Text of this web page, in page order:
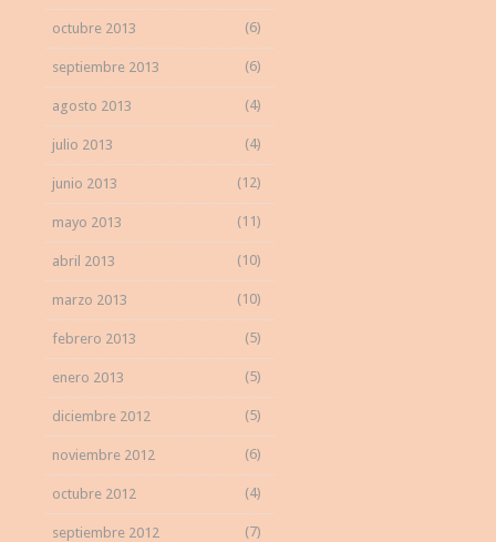
octubre 2013 (6)
septiembre 2013 (6)
agosto 2013 (4)
julio 2013 (4)
junio 2013 (12)
mayo 2013 (11)
abril 2013 (10)
marzo 2013 (10)
febrero 2013 (5)
enero 2013 (5)
diciembre 2012 (5)
noviembre 2012 (6)
octubre 2012 (4)
septiembre 2012 (7)